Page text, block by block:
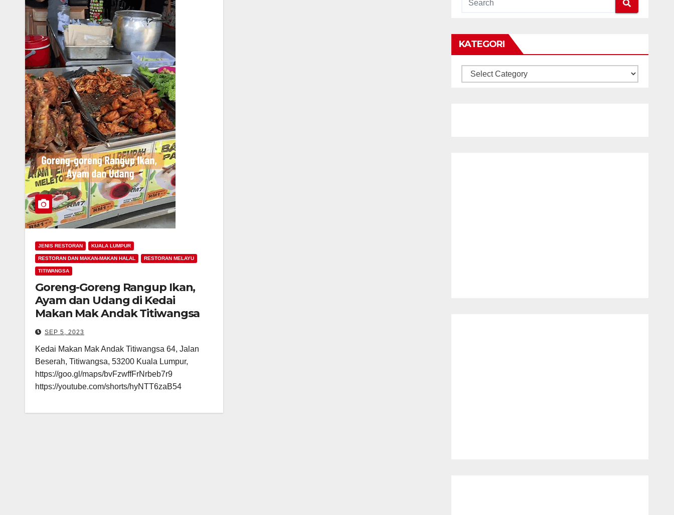
JENIS RESTORAN KUALA LUMPUR
RESTORAN DAN MAKAN-MAKAN HALAL RESTORAN MELAYU
TITIWANGSA
Goreng-Goreng Rangup Ikan,
Ayam dan Udang di Kedai
Makan Mak Andak Titiwangsa
SEP 5, 2023
Kedai Makan Mak Andak Titiwangsa 64, Jalan
Beserah, Titiwangsa, 53200 Kuala Lumpur,
https://goo.gl/maps/bvFzwffFrNrbeb7r9
https://youtube.com/shorts/hyNTT6zaB54
KATEGORI
KATEGORI